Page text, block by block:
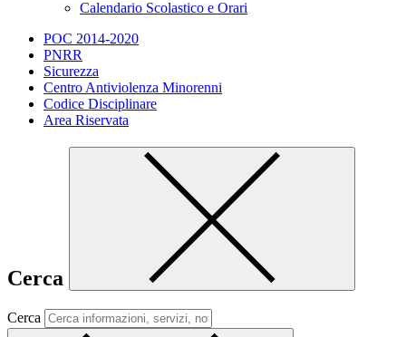
Calendario Scolastico e Orari
POC 2014-2020
PNRR
Sicurezza
Centro Antiviolenza Minorenni
Codice Disciplinare
Area Riservata
Cerca
Cerca